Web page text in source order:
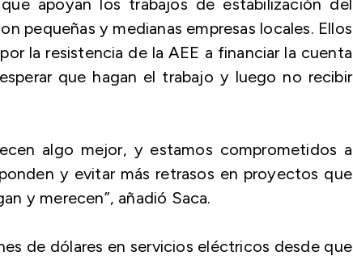
apoyan los trabajos de estabilización del
pequeñas y medianas empresas locales. Ellos
la resistencia de la AEE a financiar la cuenta
que hagan el trabajo y luego no recibir
algo mejor, y estamos comprometidos a
y evitar más retrasos en proyectos que
y merecen”, añadió Saca.
de dólares en servicios eléctricos desde que